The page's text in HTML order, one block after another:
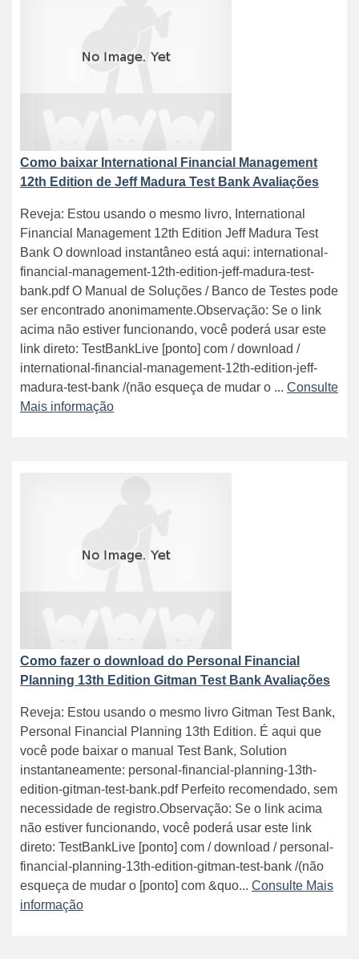
Como baixar International Financial Management
12th Edition de Jeff Madura Test Bank Avaliações
Reveja: Estou usando o mesmo livro, International
Financial Management 12th Edition Jeff Madura Test
Bank O download instantâneo está aqui: international-
financial-management-12th-edition-jeff-madura-test-
bank.pdf O Manual de Soluções / Banco de Testes pode
ser encontrado anonimamente.Observação: Se o link
acima não estiver funcionando, você poderá usar este
link direto: TestBankLive [ponto] com / download /
international-financial-management-12th-edition-jeff-
madura-test-bank /(não esqueça de mudar o ... Consulte
Mais informação
Como fazer o download do Personal Financial
Planning 13th Edition Gitman Test Bank Avaliações
Reveja: Estou usando o mesmo livro Gitman Test Bank,
Personal Financial Planning 13th Edition. É aqui que
você pode baixar o manual Test Bank, Solution
instantaneamente: personal-financial-planning-13th-
edition-gitman-test-bank.pdf Perfeito recomendado, sem
necessidade de registro.Observação: Se o link acima
não estiver funcionando, você poderá usar este link
direto: TestBankLive [ponto] com / download / personal-
financial-planning-13th-edition-gitman-test-bank /(não
esqueça de mudar o [ponto] com &quo... Consulte Mais
informação